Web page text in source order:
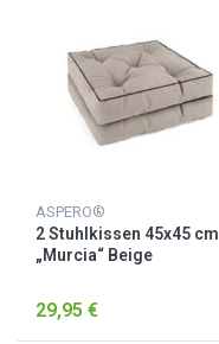
ASPERO®
2 Stuhlkissen 45x45 cm
„Murcia“ Beige
29,95 €